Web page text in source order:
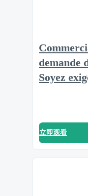
demande
Soyez
立即观看